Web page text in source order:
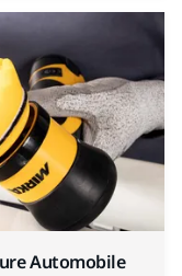
Automobile